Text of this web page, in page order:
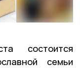
состоится
семьи